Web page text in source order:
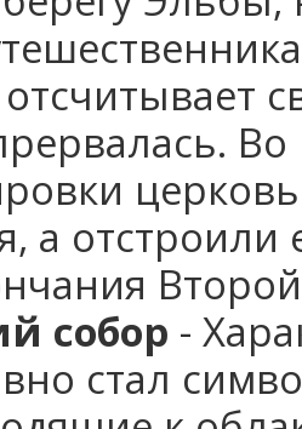
а отстроили
собор -
стал